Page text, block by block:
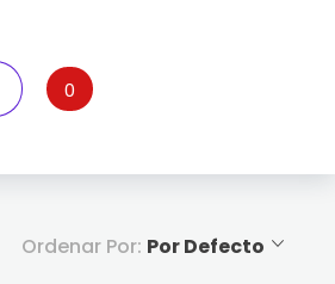
0
Ordenar Por: Por Defecto